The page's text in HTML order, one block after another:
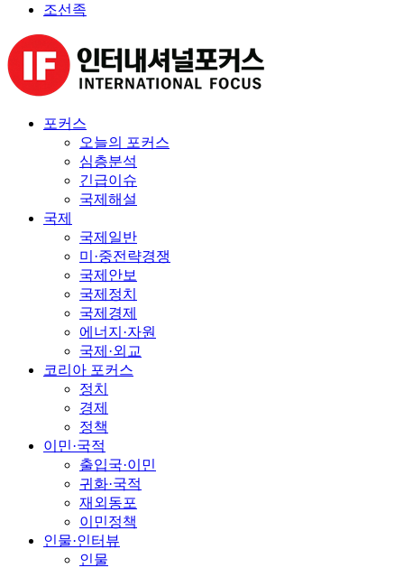
조선족
포커스
오늘의 포커스
심층분석
긴급이슈
국제해설
국제
국제일반
미·중전략경쟁
국제안보
국제정치
국제경제
에너지·자원
국제·외교
코리아 포커스
정치
경제
정책
이민·국적
출입국·이민
귀화·국적
재외동포
이민정책
인물·인터뷰
인물